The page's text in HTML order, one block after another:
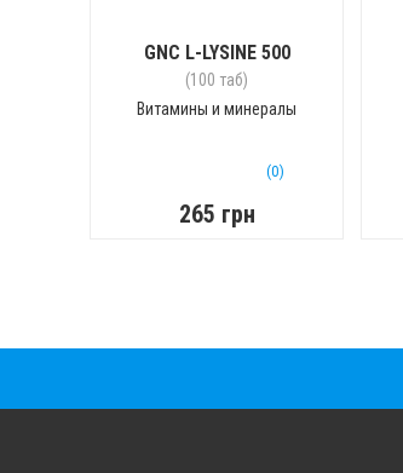
GNC L-LYSINE 500
(100 таб)
Витамины и минералы
(0)
265 грн